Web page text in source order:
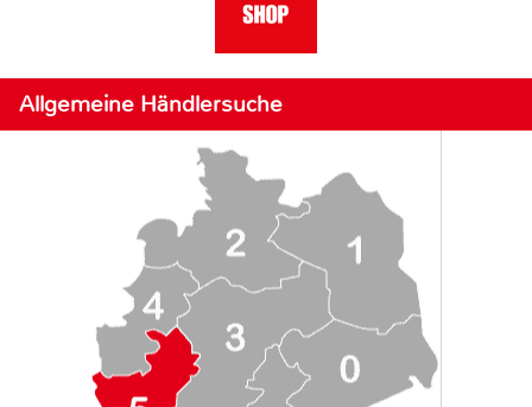
Allgemeine Händlersuche